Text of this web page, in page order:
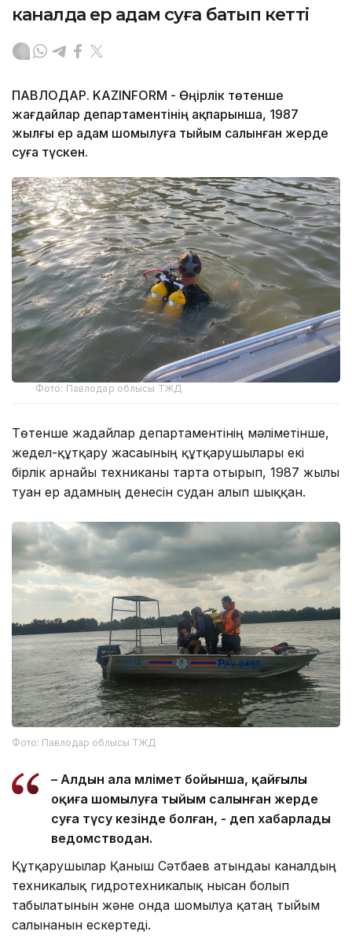
каналда ер адам суға батып кетті
ПАВЛОДАР. KAZINFORM - Өңірлік төтенше
жағдайлар департаментінің ақпарынша, 1987
жылғы ер адам шомылуға тыйым салынған жерде
суға түскен.
Фото: Павлодар облысы ТЖД
Төтенше жағдайлар департаментінің мәліметінше,
жедел-құтқару жасағының құтқарушылары екі
бірлік арнайы техниканы тарта отырып, 1987 жылы
туған ер адамның денесін судан алып шыққан.
Фото: Павлодар облысы ТЖД
– Алдын ала мәлімет бойынша, қайғылы
оқиға шомылуға тыйым салынған жерде
суға түсу кезінде болған, - деп хабарлады
ведомстводан.
Құтқарушылар Қаныш Сәтбаев атындағы каналдың
техникалық гидротехникалық нысан болып
табылатынын және онда шомылуға қатаң тыйым
салынғанын ескертеді.